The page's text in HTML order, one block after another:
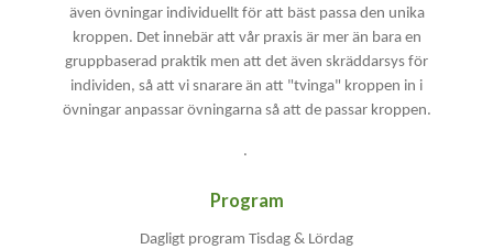
även övningar individuellt för att bäst passa den unika
kroppen. Det innebär att vår praxis är mer än bara en
gruppbaserad praktik men att det även skräddarsys för
individen, så att vi snarare än att "tvinga" kroppen in i
övningar anpassar övningarna så att de passar kroppen.
.
Program
Dagligt program Tisdag & Lördag